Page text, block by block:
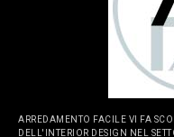
ARREDAMENTO FACILE VI FA
DELL'INTERIOR DESIGN NEL